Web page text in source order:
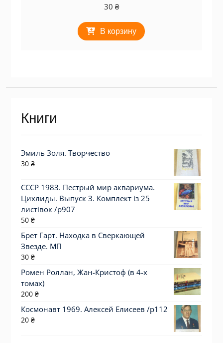
30 ₴
В корзину
Книги
Эмиль Золя. Творчество
30 ₴
СССР 1983. Пестрый мир аквариума.
Цихлиды. Выпуск 3. Комплект із 25
листівок /р907
50 ₴
Брет Гарт. Находка в Сверкающей
Звезде. МП
30 ₴
Ромен Роллан, Жан-Кристоф (в 4-х
томах)
200 ₴
Космонавт 1969. Алексей Елисеев /p112
20 ₴